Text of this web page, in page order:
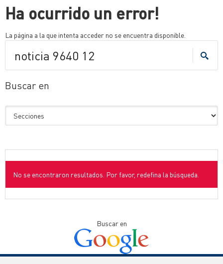
Ha ocurrido un error!
La página a la que intenta acceder no se encuentra disponible.
Buscar en
No se encontraron resultados. Por favor, redefina la búsqueda.
Buscar en